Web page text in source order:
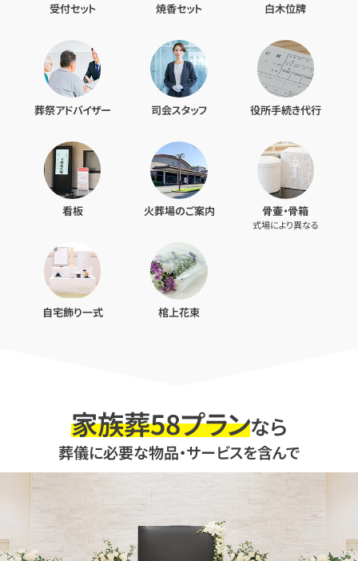
受付セット 焼香セット 白木位牌
葬祭アドバイザー 司会スタッフ 役所手続き代行
看板 火葬場のご案内 骨壷・骨箱
式場により異なる
自宅飾り一式 棺上花束
家族葬58プランなら
葬儀に必要な物品・サービスを含んで